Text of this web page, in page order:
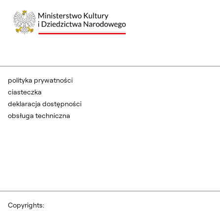
Copyrights:
polityka prywatności
ciasteczka
deklaracja dostępności
obsługa techniczna